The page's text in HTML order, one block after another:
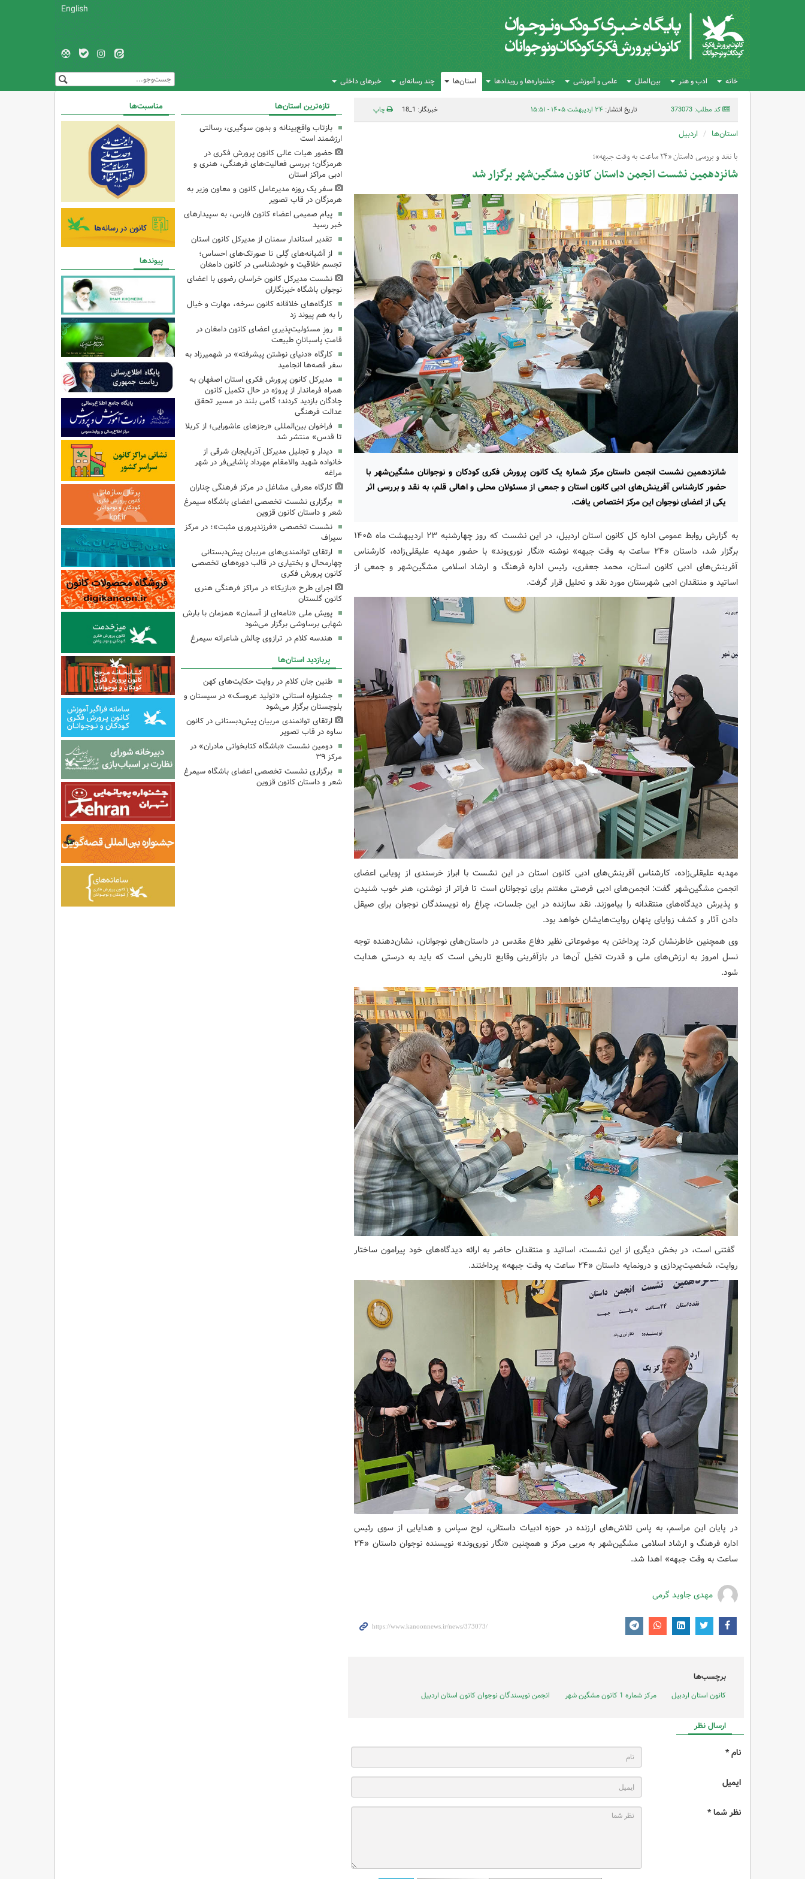
English
خانه ادب و هنر بین‌الملل علمی و آموزشی جشنواره‌ها و رویدادها استان‌ها چند رسانه‌ای خبرهای داخلی
کد مطلب: 373073 تاریخ انتشار: ۲۴ اردیبهشت ۱۴۰۵ - ۱۵:۵۱ خبرنگار: 1_18 چاپ
استان‌ها اردبیل
با نقد و بررسی داستان «۲۴ ساعت به وقت جبهه»؛
شانزدهمین نشست انجمن داستان کانون مشگین‌شهر برگزار شد
شانزدهمین نشست انجمن داستان مرکز شماره یک کانون پرورش فکری کودکان و نوجوانان مشگین‌شهر با
حضور کارشناس آفرینش‌های ادبی کانون استان و جمعی از مسئولان محلی و اهالی قلم، به نقد و بررسی اثر
یکی از اعضای نوجوان این مرکز اختصاص یافت.
به گزارش روابط عمومی اداره کل کانون استان اردبیل، در این نشست که روز چهارشنبه ۲۳ اردیبهشت ماه ۱۴۰۵
برگزار شد، داستان «۲۴ ساعت به وقت جبهه» نوشته «نگار نوری‌وند» با حضور مهدیه علیقلی‌زاده، کارشناس
آفرینش‌های ادبی کانون استان، محمد جعفری، رئیس اداره فرهنگ و ارشاد اسلامی مشگین‌شهر و جمعی از
اساتید و منتقدان ادبی شهرستان مورد نقد و تحلیل قرار گرفت.
مهدیه علیقلی‌زاده، کارشناس آفرینش‌های ادبی کانون استان در این نشست با ابراز خرسندی از پویایی اعضای
انجمن مشگین‌شهر گفت: انجمن‌های ادبی فرصتی مغتنم برای نوجوانان است تا فراتر از نوشتن، هنر خوب شنیدن
و پذیرش دیدگاه‌های منتقدانه را بیاموزند. نقد سازنده در این جلسات، چراغ راه نویسندگان نوجوان برای صیقل
دادن آثار و کشف زوایای پنهان روایت‌هایشان خواهد بود.
وی همچنین خاطرنشان کرد: پرداختن به موضوعاتی نظیر دفاع مقدس در داستان‌های نوجوانان، نشان‌دهنده توجه
نسل امروز به ارزش‌های ملی و قدرت تخیل آن‌ها در بازآفرینی وقایع تاریخی است که باید به درستی هدایت
شود.
گفتنی است، در بخش دیگری از این نشست، اساتید و منتقدان حاضر به ارائه دیدگاه‌های خود پیرامون ساختار
روایت، شخصیت‌پردازی و درونمایه داستان «۲۴ ساعت به وقت جبهه» پرداختند.
در پایان این مراسم، به پاس تلاش‌های ارزنده در حوزه ادبیات داستانی، لوح سپاس و هدایایی از سوی رئیس
اداره فرهنگ و ارشاد اسلامی مشگین‌شهر به مربی مرکز و همچنین «نگار نوری‌وند» نویسنده نوجوان داستان «۲۴
ساعت به وقت جبهه» اهدا شد.
مهدی جاوید گرمی
برچسب‌ها
کانون استان اردبیل مرکز شماره 1 کانون مشگین شهر انجمن نویسندگان نوجوان کانون استان اردبیل
ارسال نظر
نام *
ایمیل
نظر شما *
تازه‌ترین استان‌ها
بازتاب واقع‌بینانه و بدون سوگیری، رسالتی
ارزشمند است
حضور هیات عالی کانون پرورش فکری در
هرمزگان؛ بررسی فعالیت‌های فرهنگی، هنری و
ادبی مراکز استان
سفر یک روزه مدیرعامل کانون و معاون وزیر به
هرمزگان در قاب تصویر
پیام صمیمی اعضاء کانون فارس، به سپیدارهای
خبر رسید
تقدیر استاندار سمنان از مدیرکل کانون استان
از آشیانه‌های گِلی تا صورتک‌های احساس؛
تجسم خلاقیت و خودشناسی در کانون دامغان
نشست مدیرکل کانون خراسان رضوی با اعضای
نوجوان باشگاه خبرنگاران
کارگاه‌های خلاقانه کانون سرخه، مهارت و خیال
را به هم پیوند زد
روزِ مسئولیت‌پذیریِ اعضای کانون دامغان در
قامتِ پاسبانانِ طبیعت
کارگاه «دنیای نوشتن پیشرفته» در شهمیرزاد به
سفر قصه‌ها انجامید
مدیرکل کانون پرورش فکری استان اصفهان به
همراه فرماندار از پروژه در حال تکمیل کانون
چادگان بازدید کردند؛ گامی بلند در مسیر تحقق
عدالت فرهنگی
فراخوان بین‌المللی «رجزهای عاشورایی؛ از کربلا
تا قدس» منتشر شد
دیدار و تجلیل مدیرکل آذربایجان شرقی از
خانواده شهید والامقام مهرداد پاشایی‌فر در شهر
مراغه
کارگاه معرفی مشاغل در مرکز فرهنگی چناران
برگزاری نشست تخصصی اعضای باشگاه سیمرغ
شعر و داستان کانون قزوین
نشست تخصصی «فرزندپروری مثبت»؛ در مرکز
سیراف
ارتقای توانمندی‌های مربیان پیش‌دبستانی
چهارمحال و بختیاری در قالب دوره‌های تخصصی
کانون پرورش فکری
اجرای طرح «بازیکا» در مراکز فرهنگی هنری
کانون گلستان
پویش ملی «نامه‌ای از آسمان» همزمان با بارش
شهابی برساوشی برگزار می‌شود
هندسه کلام در ترازوی چالش شاعرانه سیمرغ
پربازدید استان‌ها
طنین جان کلام در روایت حکایت‌های کهن
جشنواره استانی «تولید عروسک» در سیستان و
بلوچستان برگزار می‌شود
ارتقای توانمندی مربیان پیش‌دبستانی در کانون
ساوه در قاب تصویر
دومین نشست «باشگاه کتابخوانی مادران» در
مرکز ۳۹
برگزاری نشست تخصصی اعضای باشگاه سیمرغ
شعر و داستان کانون قزوین
مناسبت‌ها
پیوندها